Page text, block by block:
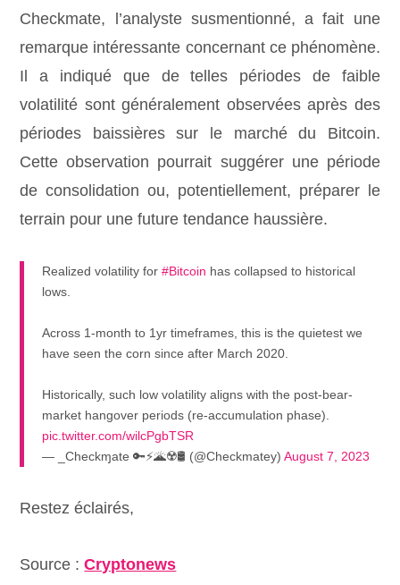
Checkmate, l’analyste susmentionné, a fait une
remarque intéressante concernant ce phénomène.
Il a indiqué que de telles périodes de faible
volatilité sont généralement observées après des
périodes baissières sur le marché du Bitcoin.
Cette observation pourrait suggérer une période
de consolidation ou, potentiellement, préparer le
terrain pour une future tendance haussière.
Realized volatility for#Bitcoin has collapsed to historical
lows.
Across 1-month to 1yr timeframes, this is the quietest we
have seen the corn since after March 2020.
Historically, such low volatility aligns with the post-bear-
market hangover periods (re-accumulation phase).
pic.twitter.com/wilcPgbTSR
— _Checkɱate 🔑⚡🌋☢️🛢️ (@Checkmatey)August 7, 2023
Restez éclairés,
Source :Cryptonews